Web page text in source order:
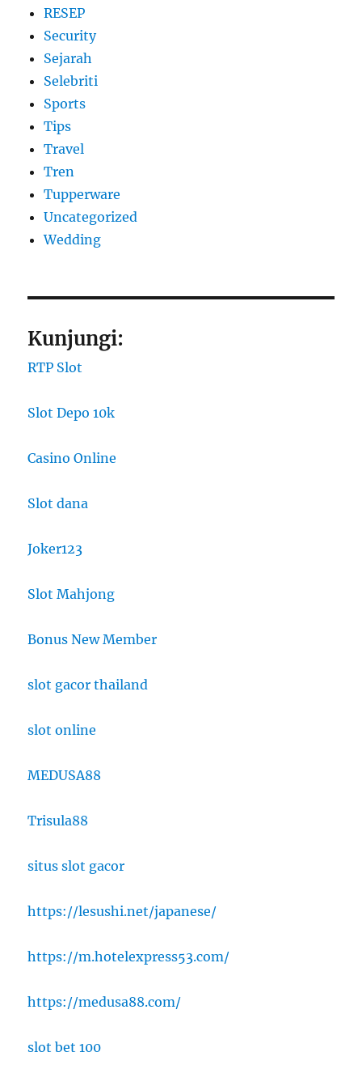
RESEP
Security
Sejarah
Selebriti
Sports
Tips
Travel
Tren
Tupperware
Uncategorized
Wedding
Kunjungi:
RTP Slot
Slot Depo 10k
Casino Online
Slot dana
Joker123
Slot Mahjong
Bonus New Member
slot gacor thailand
slot online
MEDUSA88
Trisula88
situs slot gacor
https://lesushi.net/japanese/
https://m.hotelexpress53.com/
https://medusa88.com/
slot bet 100